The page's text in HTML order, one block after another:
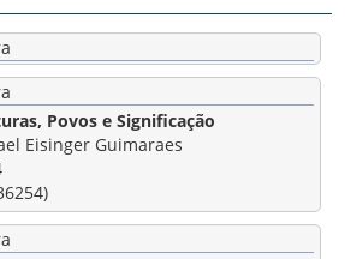
Povos e Significação
Eisinger Guimaraes